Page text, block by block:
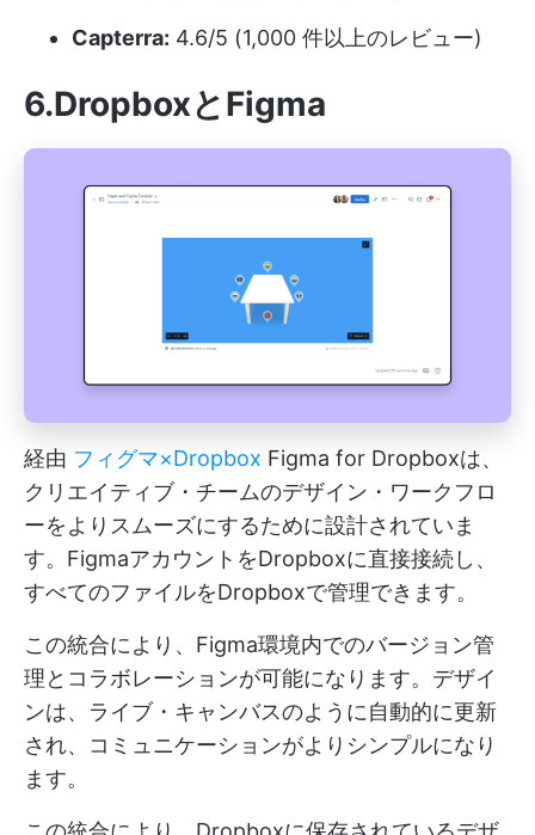
Capterra: 4.6/5 (1,000 件以上のレビュー)
6.DropboxとFigma
経由 フィグマ×Dropbox Figma for Dropboxは、
クリエイティブ・チームのデザイン・ワークフロ
ーをよりスムーズにするために設計されていま
す。FigmaアカウントをDropboxに直接接続し、
すべてのファイルをDropboxで管理できます。
この統合により、Figma環境内でのバージョン管
理とコラボレーションが可能になります。デザイ
ンは、ライブ・キャンバスのように自動的に更新
され、コミュニケーションがよりシンプルになり
ます。